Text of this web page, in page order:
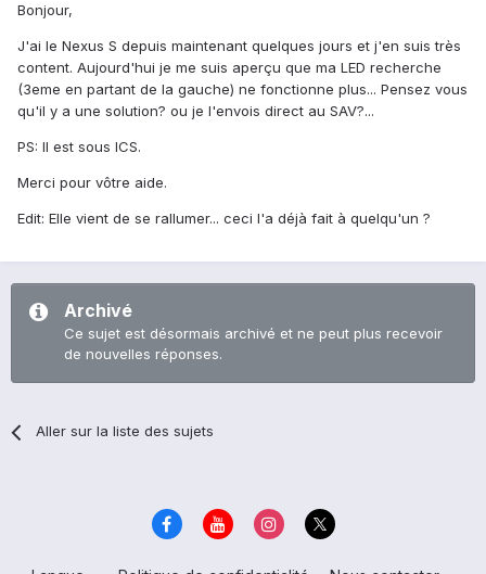
Bonjour,
J'ai le Nexus S depuis maintenant quelques jours et j'en suis très
content. Aujourd'hui je me suis aperçu que ma LED recherche
(3eme en partant de la gauche) ne fonctionne plus... Pensez vous
qu'il y a une solution? ou je l'envois direct au SAV?...
PS: Il est sous ICS.
Merci pour vôtre aide.
Edit: Elle vient de se rallumer... ceci l'a déjà fait à quelqu'un ?
Archivé
Ce sujet est désormais archivé et ne peut plus recevoir
de nouvelles réponses.
Aller sur la liste des sujets